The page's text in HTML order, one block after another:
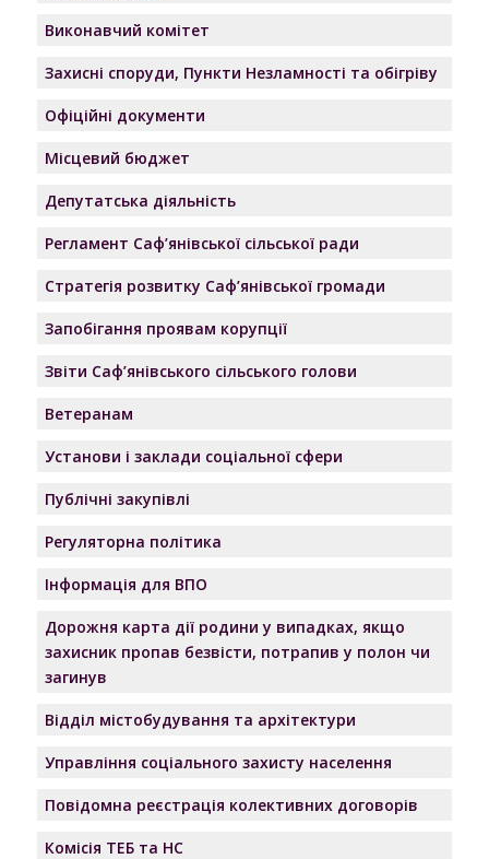
Виконавчий комітет
Захисні споруди, Пункти Незламності та обігріву
Офіційні документи
Місцевий бюджет
Депутатська діяльність
Регламент Саф’янівської сільської ради
Стратегія розвитку Саф’янівської громади
Запобігання проявам корупції
Звіти Саф’янівського сільського голови
Ветеранам
Установи і заклади соціальної сфери
Публічні закупівлі
Регуляторна політика
Інформація для ВПО
Дорожня карта дії родини у випадках, якщо
захисник пропав безвісти, потрапив у полон чи
загинув
Відділ містобудування та архітектури
Управління соціального захисту населення
Повідомна реєстрація колективних договорів
Комісія ТЕБ та НС